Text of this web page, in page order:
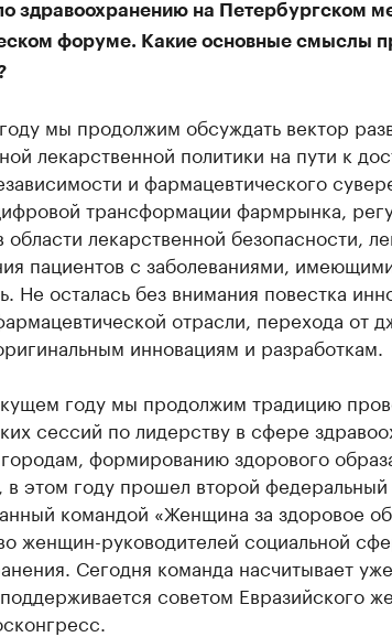
здравоохранению на Петербургском
форуме. Какие основные смыслы
мы продолжим обсуждать вектор
лекарственной политики на пути к
и фармацевтического
трансформации фармрынка,
области лекарственной безопасности,
пациентов с заболеваниями,
Не осталась без внимания повестка
отрасли, перехода от
инновациям и разработкам.
году мы продолжим традицию
сессий по лидерству в сфере
формированию здорового
в этом году прошел второй федеральный
командой «Женщина за здоровое
женщин-руководителей социальной
Сегодня команда насчитывает
советом Евразийского